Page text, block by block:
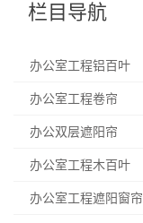
栏目导航
办公室工程铝百叶
办公室工程卷帘
办公双层遮阳帘
办公室工程木百叶
办公室工程遮阳窗帘